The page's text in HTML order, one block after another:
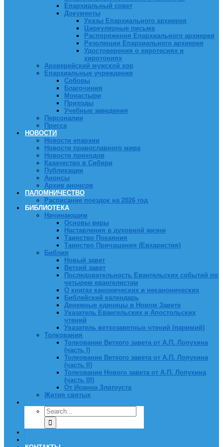
Епархиальный совет
Документы
Указы Епархиального архиерея
Циркулярные письма
Распоряжения Епархиального архиерея
Резолюции Епархиального архиерея
Удостоверения о хиротесиях и
хиротониях
Архиерейский мужской хор
Епархиальные учреждения
Соборы
Благочиния
Монастыри
Приходы
Учебные заведения
Персоналии
Пресса
НОВОСТИ
Новости епархии
Новости православного мира
Новости приходов
Казачество в Сибири
Публикации
Анонсы
Архив анонсов
ПАЛОМНИЧЕСТВО
Расписание поездок на 2026 год
БИБЛИОТЕКА
Начинающим
Основы веры
Наставления в духовной жизни
Таинство Покаяния
Таинство Причащения (Евхаристия)
Библия
Новый завет
Ветхий завет
Последовательность Евангельских событий по
четырем евангелистам
О книгах канонических и неканонических
Библейский календарь
Денежные единицы в Новом Завете
Указатель Евангельских и Апостольских
чтений
Указатель ветхозаветных чтений (паримий)
Толкования
Толкование Ветхого завета от А.П. Лопухина
(часть I)
Толкование Ветхого завета от А.П. Лопухина
(часть II)
Толкование Нового завета от А.П. Лопухина
(часть III)
От Иоанна Златоуста
Жития святых